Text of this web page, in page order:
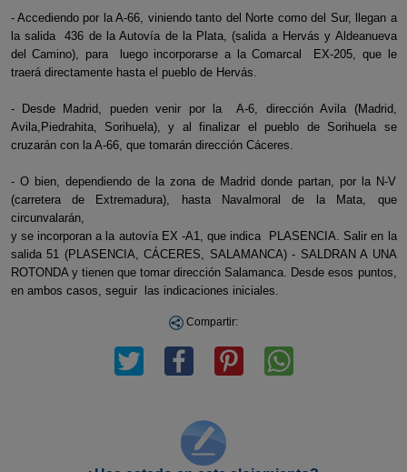
- Accediendo por la A-66, viniendo tanto del Norte como del Sur, llegan a
la salida 436 de la Autovía de la Plata, (salida a Hervás y Aldeanueva
del Camino), para luego incorporarse a la Comarcal EX-205, que le
traerá directamente hasta el pueblo de Hervás.
- Desde Madrid, pueden venir por la A-6, dirección Avila (Madrid,
Avila,Piedrahita, Sorihuela), y al finalizar el pueblo de Sorihuela se
cruzarán con la A-66, que tomarán dirección Cáceres.
- O bien, dependiendo de la zona de Madrid donde partan, por la N-V
(carretera de Extremadura), hasta Navalmoral de la Mata, que
circunvalarán,
y se incorporan a la autovía EX -A1, que indica PLASENCIA. Salir en la
salida 51 (PLASENCIA, CÁCERES, SALAMANCA) - SALDRAN A UNA
ROTONDA y tienen que tomar dirección Salamanca. Desde esos puntos,
en ambos casos, seguir las indicaciones iniciales.
Compartir: